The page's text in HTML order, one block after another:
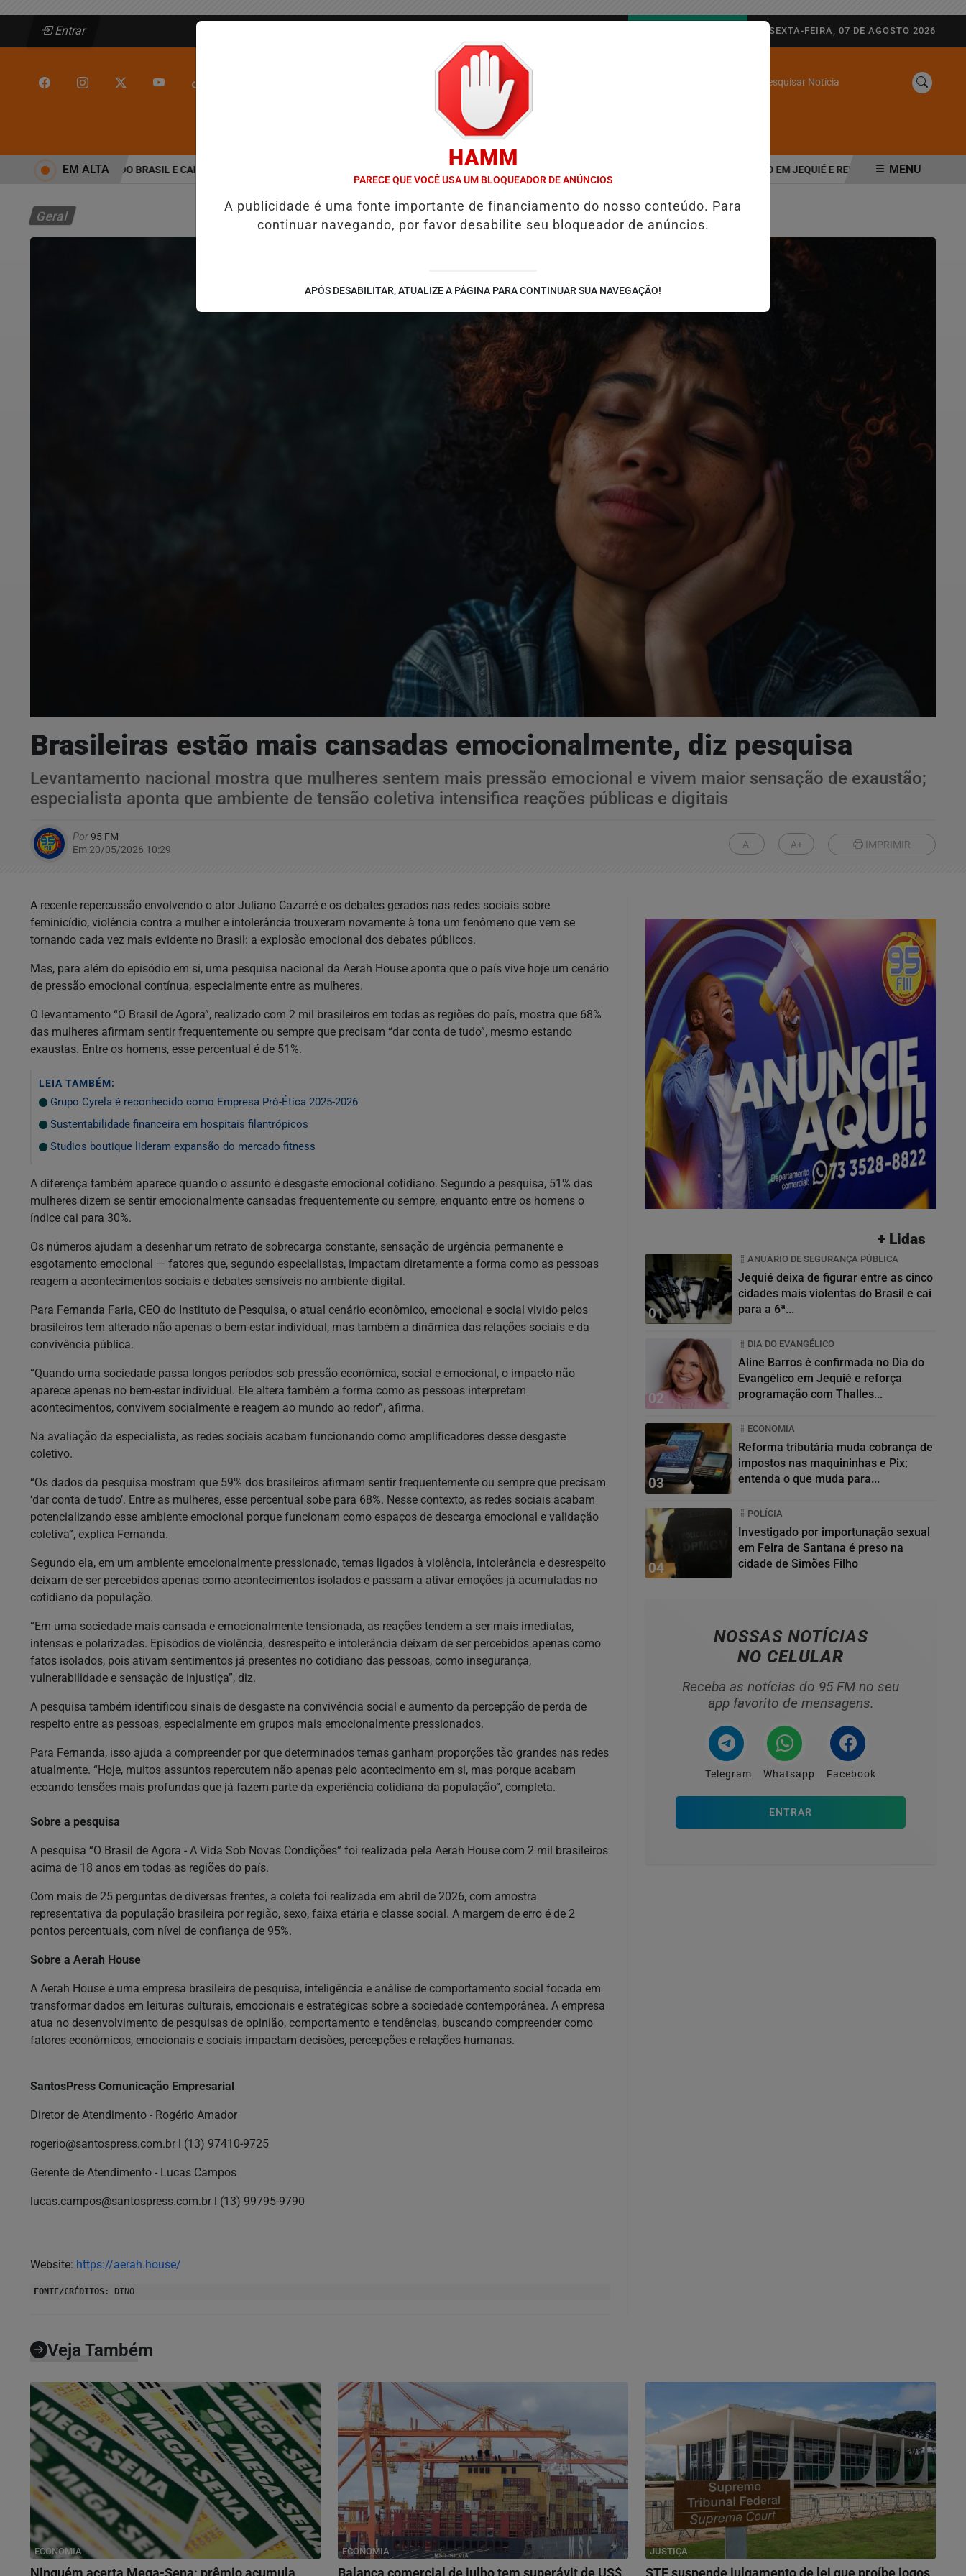
Entrar SEXTA-FEIRA, 07 DE AGOSTO 2026
Pesquisar Notícia
/ PUBLICIDADES LEGAIS
VIOLENTAS DO BRASIL E CAI PARA A 6ª POSIÇÃO EM NOVO ANUÁRIO DA SEGURANÇA PÚBLICA ALINE BARROS É CONFIRMADA NO DIA DO EVANGÉLICO EM JEQUIÉ E REFORÇA PROGRAMAÇÃO COM
EM ALTA MENU
Geral
Brasileiras estão mais cansadas emocionalmente, diz pesquisa
Levantamento nacional mostra que mulheres sentem mais pressão emocional e vivem maior sensação de exaustão;
especialista aponta que ambiente de tensão coletiva intensifica reações públicas e digitais
Por95 FM
Em 20/05/2026 10:29
A- A+ IMPRIMIR
A recente repercussão envolvendo o ator Juliano Cazarré e os debates gerados nas redes sociais sobre
feminicídio, violência contra a mulher e intolerância trouxeram novamente à tona um fenômeno que vem se
tornando cada vez mais evidente no Brasil: a explosão emocional dos debates públicos.
Mas, para além do episódio em si, uma pesquisa nacional da Aerah House aponta que o país vive hoje um cenário
de pressão emocional contínua, especialmente entre as mulheres.
O levantamento “O Brasil de Agora”, realizado com 2 mil brasileiros em todas as regiões do país, mostra que 68%
das mulheres afirmam sentir frequentemente ou sempre que precisam “dar conta de tudo”, mesmo estando
exaustas. Entre os homens, esse percentual é de 51%.
LEIA TAMBÉM:
Grupo Cyrela é reconhecido como Empresa Pró-Ética 2025-2026
Sustentabilidade financeira em hospitais filantrópicos
Studios boutique lideram expansão do mercado fitness
A diferença também aparece quando o assunto é desgaste emocional cotidiano. Segundo a pesquisa, 51% das
mulheres dizem se sentir emocionalmente cansadas frequentemente ou sempre, enquanto entre os homens o
índice cai para 30%.
Os números ajudam a desenhar um retrato de sobrecarga constante, sensação de urgência permanente e
esgotamento emocional — fatores que, segundo especialistas, impactam diretamente a forma como as pessoas
reagem a acontecimentos sociais e debates sensíveis no ambiente digital.
Para Fernanda Faria, CEO do Instituto de Pesquisa, o atual cenário econômico, emocional e social vivido pelos
brasileiros tem alterado não apenas o bem-estar individual, mas também a dinâmica das relações sociais e da
convivência pública.
“Quando uma sociedade passa longos períodos sob pressão econômica, social e emocional, o impacto não
aparece apenas no bem-estar individual. Ele altera também a forma como as pessoas interpretam
acontecimentos, convivem socialmente e reagem ao mundo ao redor”, afirma.
Na avaliação da especialista, as redes sociais acabam funcionando como amplificadores desse desgaste
coletivo.
“Os dados da pesquisa mostram que 59% dos brasileiros afirmam sentir frequentemente ou sempre que precisam
‘dar conta de tudo’. Entre as mulheres, esse percentual sobe para 68%. Nesse contexto, as redes sociais acabam
potencializando esse ambiente emocional porque funcionam como espaços de descarga emocional e validação
coletiva”, explica Fernanda.
Segundo ela, em um ambiente emocionalmente pressionado, temas ligados à violência, intolerância e desrespeito
deixam de ser percebidos apenas como acontecimentos isolados e passam a ativar emoções já acumuladas no
cotidiano da população.
“Em uma sociedade mais cansada e emocionalmente tensionada, as reações tendem a ser mais imediatas,
intensas e polarizadas. Episódios de violência, desrespeito e intolerância deixam de ser percebidos apenas como
fatos isolados, pois ativam sentimentos já presentes no cotidiano das pessoas, como insegurança,
vulnerabilidade e sensação de injustiça”, diz.
A pesquisa também identificou sinais de desgaste na convivência social e aumento da percepção de perda de
respeito entre as pessoas, especialmente em grupos mais emocionalmente pressionados.
Para Fernanda, isso ajuda a compreender por que determinados temas ganham proporções tão grandes nas redes
atualmente. “Hoje, muitos assuntos repercutem não apenas pelo acontecimento em si, mas porque acabam
ecoando tensões mais profundas que já fazem parte da experiência cotidiana da população”, completa.
Sobre a pesquisa
A pesquisa “O Brasil de Agora - A Vida Sob Novas Condições” foi realizada pela Aerah House com 2 mil brasileiros
acima de 18 anos em todas as regiões do país.
Com mais de 25 perguntas de diversas frentes, a coleta foi realizada em abril de 2026, com amostra
representativa da população brasileira por região, sexo, faixa etária e classe social. A margem de erro é de 2
pontos percentuais, com nível de confiança de 95%.
Sobre a Aerah House
A Aerah House é uma empresa brasileira de pesquisa, inteligência e análise de comportamento social focada em
transformar dados em leituras culturais, emocionais e estratégicas sobre a sociedade contemporânea. A empresa
atua no desenvolvimento de pesquisas de opinião, comportamento e tendências, buscando compreender como
fatores econômicos, emocionais e sociais impactam decisões, percepções e relações humanas.
SantosPress Comunicação Empresarial
Diretor de Atendimento - Rogério Amador
rogerio@santospress.com.br l (13) 97410-9725
Gerente de Atendimento - Lucas Campos
lucas.campos@santospress.com.br l (13) 99795-9790
Website: https://aerah.house/
FONTE/CRÉDITOS: DINO
+ Lidas
01
ANUÁRIO DE SEGURANÇA PÚBLICA
Jequié deixa de figurar entre as cinco
cidades mais violentas do Brasil e cai
para a 6ª...
02
DIA DO EVANGÉLICO
Aline Barros é confirmada no Dia do
Evangélico em Jequié e reforça
programação com Thalles...
03
ECONOMIA
Reforma tributária muda cobrança de
impostos nas maquininhas e Pix;
entenda o que muda para...
04
POLÍCIA
Investigado por importunação sexual
em Feira de Santana é preso na
cidade de Simões Filho
NOSSAS NOTÍCIAS
NO CELULAR
Receba as notícias do 95 FM no seu
app favorito de mensagens.
Telegram Whatsapp Facebook
ENTRAR
Veja Também
ECONOMIA ECONOMIA JUSTIÇA
HAMM
PARECE QUE VOCÊ USA UM BLOQUEADOR DE ANÚNCIOS
A publicidade é uma fonte importante de financiamento do nosso conteúdo. Para
continuar navegando, por favor desabilite seu bloqueador de anúncios.
APÓS DESABILITAR, ATUALIZE A PÁGINA PARA CONTINUAR SUA NAVEGAÇÃO!